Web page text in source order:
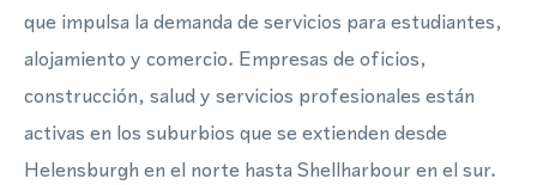
que impulsa la demanda de servicios para estudiantes,
alojamiento y comercio. Empresas de oficios,
construcción, salud y servicios profesionales están
activas en los suburbios que se extienden desde
Helensburgh en el norte hasta Shellharbour en el sur.